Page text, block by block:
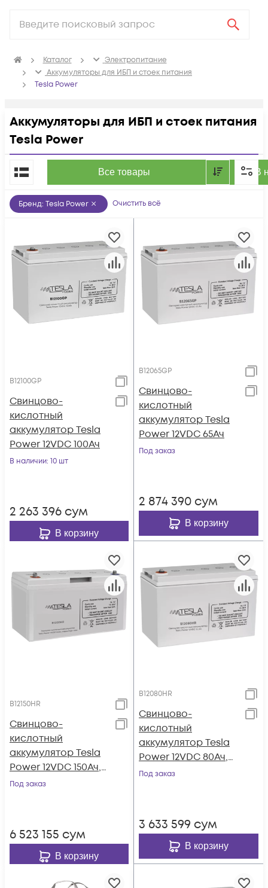
Каталог
Электропитание
Аккумуляторы для ИБП и стоек питания
Tesla Power
Аккумуляторы для ИБП и стоек питания
Tesla Power
Все товары В
По популярности
Бренд: Tesla Power Очистить всё
B12100GP
Свинцово-
кислотный
аккумулятор Tesla
Power 12VDC 100Ач
В наличии: 10 шт
2 263 396 сум
В корзину
B12065GP
Свинцово-
кислотный
аккумулятор Tesla
Power 12VDC 65Ач
Под заказ
2 874 390 сум
В корзину
B12150HR
Свинцово-
кислотный
аккумулятор Tesla
Power 12VDC 150Ач,
серия High-rate
Под заказ
6 523 155 сум
В корзину
B12080HR
Свинцово-
кислотный
аккумулятор Tesla
Power 12VDC 80Ач,
серия High-rate
Под заказ
3 633 599 сум
В корзину